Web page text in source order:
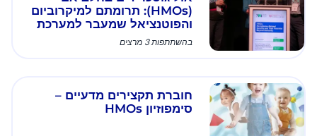
(HMOs): תרומתם למיקרוביום
והפוטנציאל שמעבר למערכת
החיסון
בהשתתפות 3 מרצים
חוברת תקצירים מדעיים –
סימפוזיון HMOs